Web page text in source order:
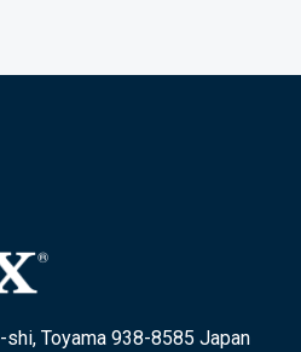
Toyama 938-8585 Japan